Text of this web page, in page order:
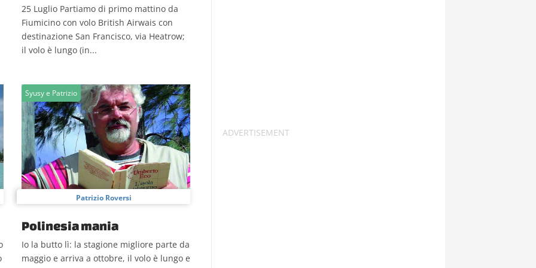
25 Luglio Partiamo di primo mattino da
Fiumicino con volo British Airwais con
destinazione San Francisco, via Heatrow;
il volo è lungo (in...
Syusy e Patrizio
Patrizio Roversi
Polinesia mania
Io la butto lì: la stagione migliore parte da
maggio e arriva a ottobre, il volo è lungo e